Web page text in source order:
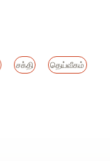
சக்தி தெய்வீகம்